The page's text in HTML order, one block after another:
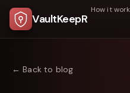
VaultKeepR
How it
← Back to blog